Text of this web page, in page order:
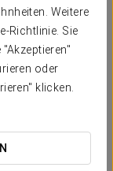
Weitere
Richtlinie. Sie
oder
klicken.
Weltkulturerbe